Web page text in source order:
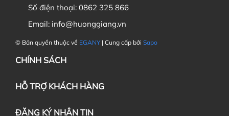
Số điện thoại: 0862 325 866
Email: info@huonggiang.vn
© Bản quyền thuộc về EGANY | Cung cấp bởi Sapo
CHÍNH SÁCH
HỖ TRỢ KHÁCH HÀNG
ĐĂNG KÝ NHẬN TIN